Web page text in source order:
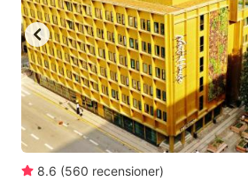
8.6 (560 recensioner)